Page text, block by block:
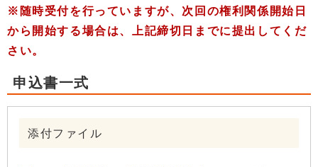
※随時受付を行っていますが、次回の権利関係開始日
から開始する場合は、上記締切日までに提出してくだ
さい。
申込書一式
添付ファイル